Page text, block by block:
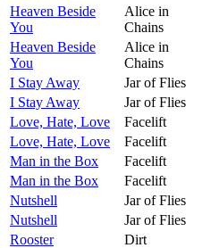
Heaven Beside
You
Alice in
Chains
Heaven Beside
You
Alice in
Chains
I Stay Away
Jar of Flies
I Stay Away
Jar of Flies
Love, Hate, Love
Facelift
Love, Hate, Love
Facelift
Man in the Box
Facelift
Man in the Box
Facelift
Nutshell
Jar of Flies
Nutshell
Jar of Flies
Rooster
Dirt